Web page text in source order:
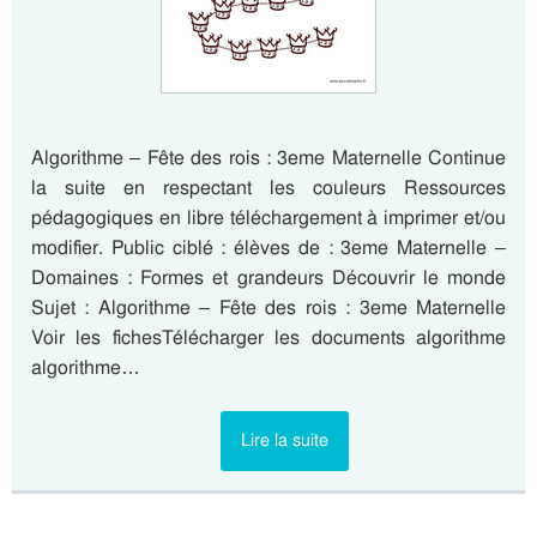
Algorithme – Fête des rois : 3eme Maternelle Continue
la suite en respectant les couleurs Ressources
pédagogiques en libre téléchargement à imprimer et/ou
modifier. Public ciblé : élèves de : 3eme Maternelle –
Domaines : Formes et grandeurs Découvrir le monde
Sujet : Algorithme – Fête des rois : 3eme Maternelle
Voir les fichesTélécharger les documents algorithme
algorithme…
Lire la suite